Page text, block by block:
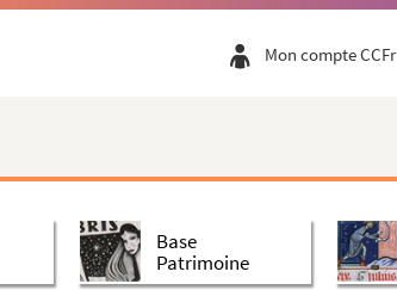
Mon compte CCFr
Base
Patrimoine